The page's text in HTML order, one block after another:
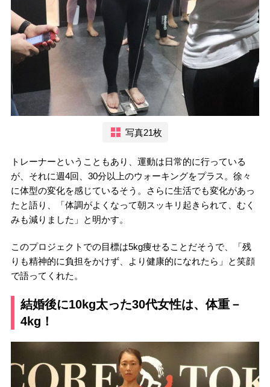
写真21枚
トレーナーということもあり、運動は日常的に行っている
が、それに週4回、30分以上のウォーキングをプラス。徐々
に体型の変化を感じているそう。さらに生活でも変化があっ
たと語り、「体調がよくなって朝スッキリ起きられて、むく
みも減りました」と明かす。
このプロジェクトでの目標は5kg痩せることだそうで、「残
りも精神的に負担をかけず、より健康的になれたら」と笑顔
で語ってくれた。
結婚後に10kg太った30代女性は、体重－
4kg！